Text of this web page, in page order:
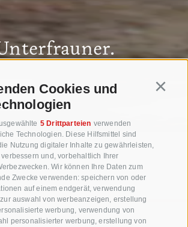
Cookies und
5 Drittparteien verwenden
Technologien. Diese Hilfsmittel sind
Nutzung digitaler Inhalte zu gewährleisten,
und, vorbehaltlich Ihrer
Wir können Ihre Daten zum
Zwecke verwenden: speichern von oder
auf einem endgerät, verwendung
auswahl von werbeanzeigen, erstellung
werbung, verwendung von
personalisierter werbung, erstellung von